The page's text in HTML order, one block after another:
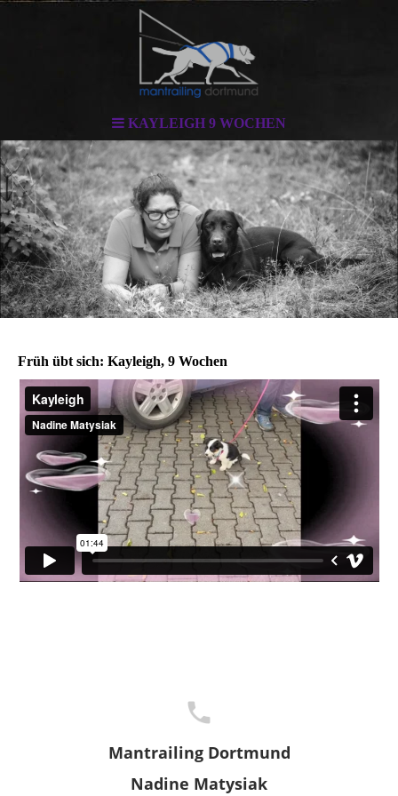
KAYLEIGH 9 WOCHEN
Früh übt sich: Kayleigh, 9 Wochen
Mantrailing Dortmund
Nadine Matysiak